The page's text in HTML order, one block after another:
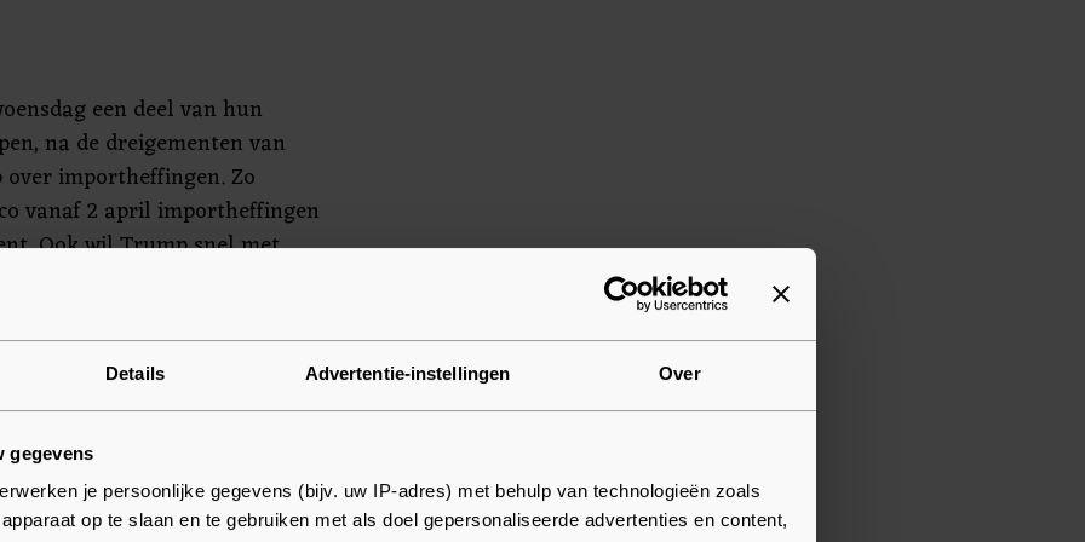
Details Advertentie-instellingen Over
gegevens
je persoonlijke gegevens (bijv. uw IP-adres) met behulp van technologieën zoals
op te slaan en te gebruiken met als doel gepersonaliseerde advertenties en content,
een deel van hun
na de dreigementen van
importheffingen. Zo
vanaf 2 april importheffingen
Ook wil Trump snel met
de EU komen.
nieuwe gegevens over de
Zo viel het aantal aanvragen
hoger uit dan verwacht.